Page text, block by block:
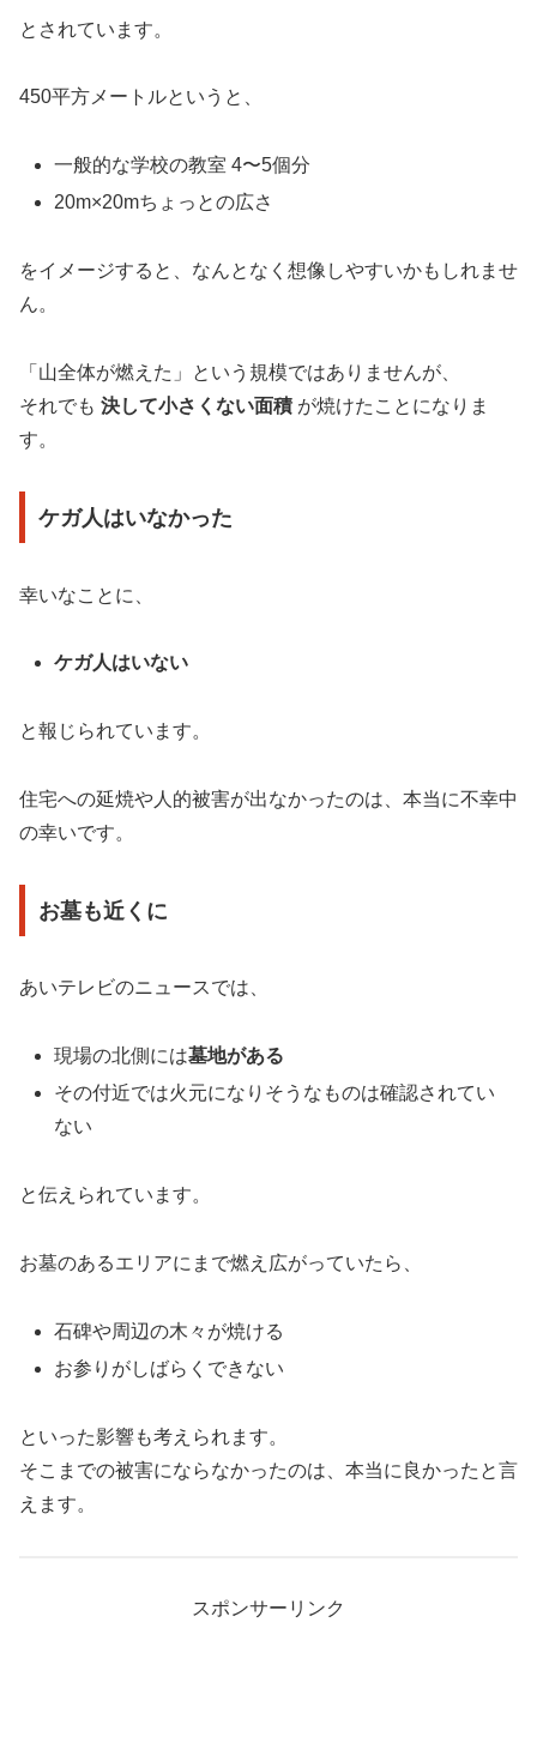
とされています。
450平方メートルというと、
一般的な学校の教室 4〜5個分
20m×20mちょっとの広さ
をイメージすると、なんとなく想像しやすいかもしれませ
ん。
「山全体が燃えた」という規模ではありませんが、
それでも 決して小さくない面積 が焼けたことになりま
す。
ケガ人はいなかった
幸いなことに、
ケガ人はいない
と報じられています。
住宅への延焼や人的被害が出なかったのは、本当に不幸中
の幸いです。
お墓も近くに
あいテレビのニュースでは、
現場の北側には墓地がある
その付近では火元になりそうなものは確認されてい
ない
と伝えられています。
お墓のあるエリアにまで燃え広がっていたら、
石碑や周辺の木々が焼ける
お参りがしばらくできない
といった影響も考えられます。
そこまでの被害にならなかったのは、本当に良かったと言
えます。
スポンサーリンク